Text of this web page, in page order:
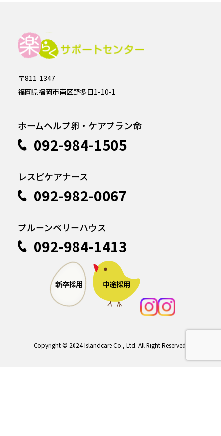
〒811-1347
福岡県福岡市南区野多目1-10-1
ホームヘルプ卵・ケアプラン命
092-984-1505
レスピケアナース
092-982-0067
プルーンベリーハウス
092-984-1413
新卒採用 中途採用
Copyright © 2024 Islandcare Co., Ltd. All Right Reserved.